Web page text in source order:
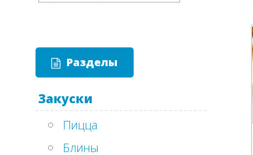
Разделы
Закуски
Пицца
Блины